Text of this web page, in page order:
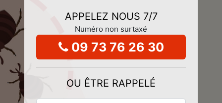
APPELEZ NOUS 7/7
Numéro non surtaxé
09 73 76 26 30
OU ÊTRE RAPPELÉ